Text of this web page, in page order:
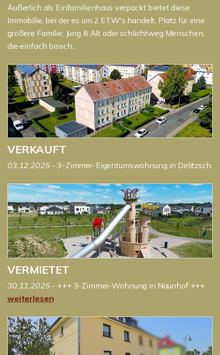
Äußerlich als Einfamilienhaus verpackt bietet diese
Immobilie, bei der es um 2 ETW's handelt, Platz für eine
größere Familie, Jung & Alt oder schlichtweg Menschen,
die einfach bissch...
VERKAUFT
03.12.2025- 3-Zimmer-Eigentumswohnung in Delitzsch.
VERMIETET
30.11.2025- +++ 3-Zimmer-Wohnung in Naunhof +++
weiterlesen